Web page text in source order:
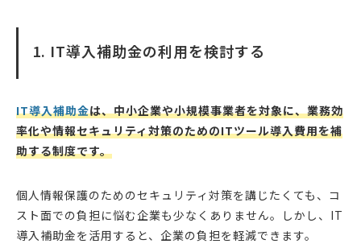
1. IT導入補助金の利用を検討する
IT導入補助金は、中小企業や小規模事業者を対象に、業務効
率化や情報セキュリティ対策のためのITツール導入費用を補
助する制度です。
個人情報保護のためのセキュリティ対策を講じたくても、コ
スト面での負担に悩む企業も少なくありません。しかし、IT
導入補助金を活用すると、企業の負担を軽減できます。